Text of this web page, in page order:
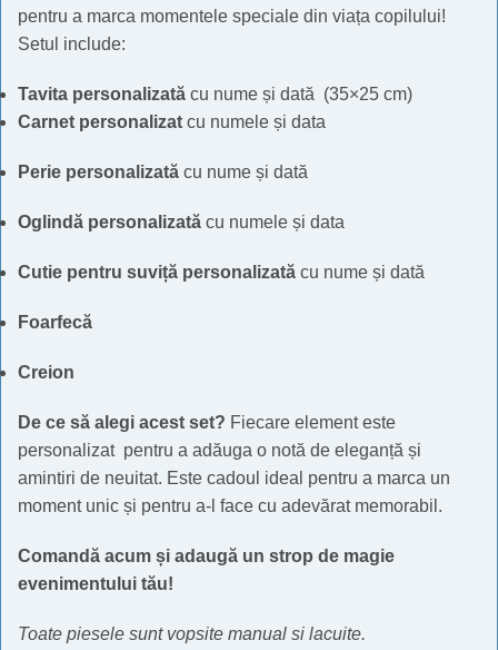
pentru a marca momentele speciale din viața copilului!
Setul include:
Tavita personalizată cu nume și dată (35×25 cm)
Carnet personalizat cu numele și data
Perie personalizată cu nume și dată
Oglindă personalizată cu numele și data
Cutie pentru suviță personalizată cu nume și dată
Foarfecă
Creion
De ce să alegi acest set? Fiecare element este
personalizat pentru a adăuga o notă de eleganță și
amintiri de neuitat. Este cadoul ideal pentru a marca un
moment unic și pentru a-l face cu adevărat memorabil.
Comandă acum și adaugă un strop de magie
evenimentului tău!
Toate piesele sunt vopsite manual si lacuite.